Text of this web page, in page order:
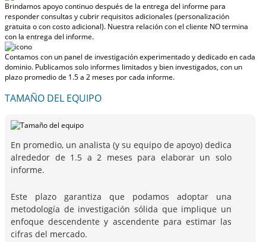
Brindamos apoyo continuo después de la entrega del informe para
responder consultas y cubrir requisitos adicionales (personalización
gratuita o con costo adicional). Nuestra relación con el cliente NO termina
con la entrega del informe.
Contamos con un panel de investigación experimentado y dedicado en cada
dominio. Publicamos solo informes limitados y bien investigados, con un
plazo promedio de 1.5 a 2 meses por cada informe.
TAMAÑO DEL EQUIPO
En promedio, un analista (y su equipo de apoyo) dedica
alrededor de 1.5 a 2 meses para elaborar un solo
informe.
Este plazo garantiza que podamos adoptar una
metodología de investigación sólida que implique un
enfoque descendente y ascendente para estimar las
cifras del mercado.